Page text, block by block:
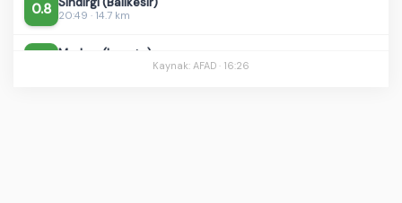
1.0 20:35 · 9.4 km
Kaynak: AFAD · 16:26